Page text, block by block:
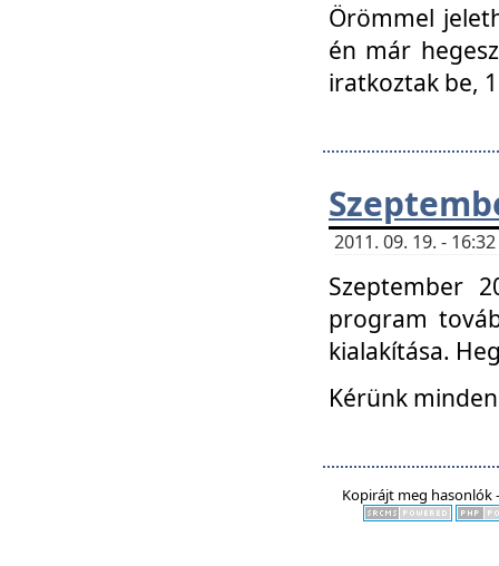
Örömmel
én már
iratkoztak be,
2011. 09. 19. -
Szeptember
program
kialakítása.
Kérünk
Kopirájt meg hasonlók